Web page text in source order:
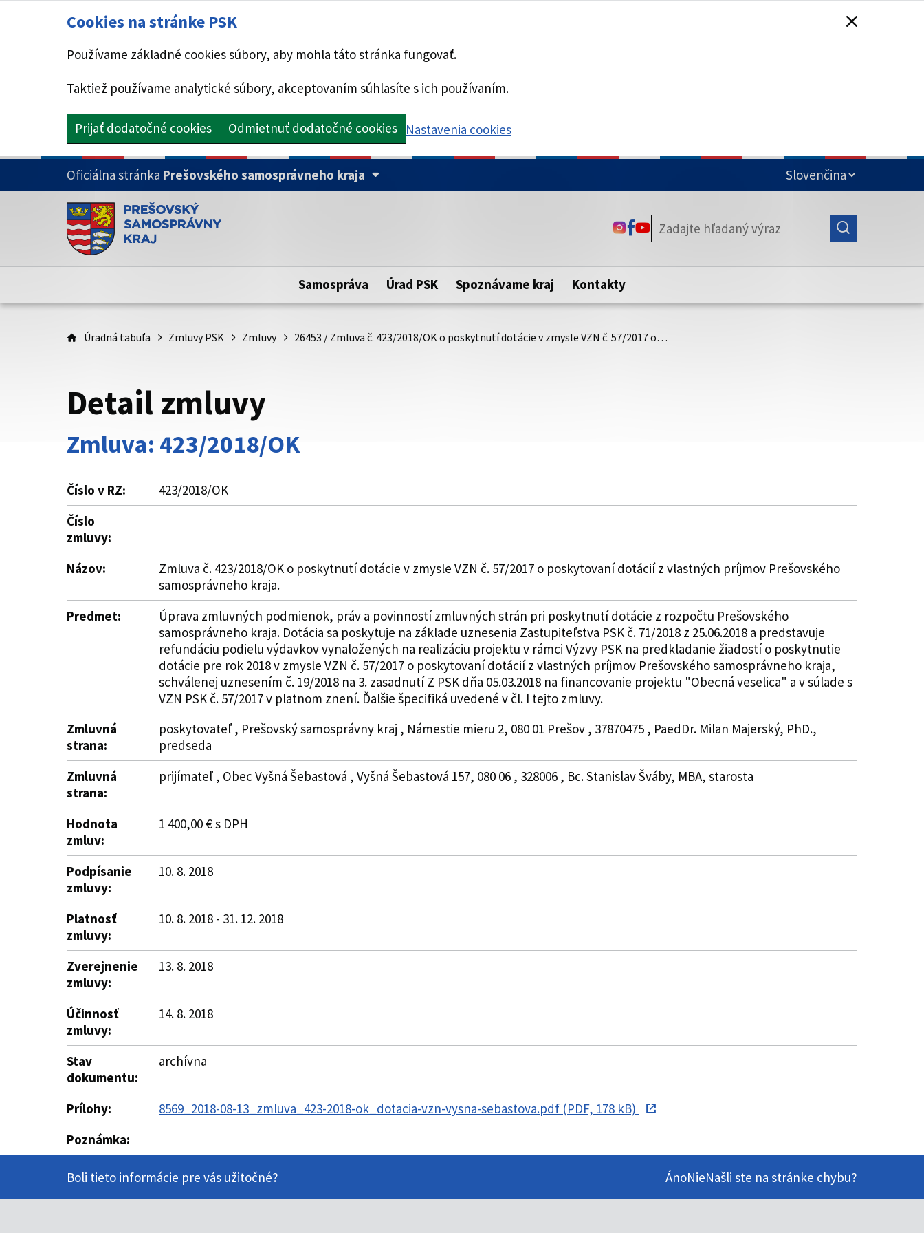
Cookies na stránke PSK
Používame základné cookies súbory, aby mohla táto stránka fungovať.
Taktiež používame analytické súbory, akceptovaním súhlasíte s ich používaním.
Prijať dodatočné cookies Odmietnuť dodatočné cookies Nastavenia cookies
PRESKOČIŤ NA HLAVNÝ OBSAH
Oficiálna stránka Prešovského samosprávneho kraja
Doména psk.sk je oficiálna
Toto je oficiálna webová stránka Prešovského samosprávneho kraja.
Táto stránka je zabezpečená
zabezpečenú webovú stránku. Zabezpečená stránka vždy začína
https:// pred názvom domény webového sídla.
ODKAZ SA OTVORÍ NA NOVEJ KARTE
ODKAZ SA OTVORÍ NA NOVEJ KARTE
ODKAZ SA OTVORÍ NA NOVEJ KARTE
Samospráva Úrad PSK Spoznávame kraj Kontakty
Úradná tabuľa Zmluvy PSK Zmluvy 26453 / Zmluva č. 423/2018/OK o poskytnutí dotácie v zmysle VZN č. 57/2017 o…
Detail zmluvy
Zmluva: 423/2018/OK
Číslo v RZ:
423/2018/OK
Číslo
zmluvy:
Názov:
Zmluva č. 423/2018/OK o poskytnutí dotácie v zmysle VZN č. 57/2017 o poskytovaní dotácií z vlastných príjmov Prešovského
samosprávneho kraja.
Predmet:
Úprava zmluvných podmienok, práv a povinností zmluvných strán pri poskytnutí dotácie z rozpočtu Prešovského
samosprávneho kraja. Dotácia sa poskytuje na základe uznesenia Zastupiteľstva PSK č. 71/2018 z 25.06.2018 a predstavuje
refundáciu podielu výdavkov vynaložených na realizáciu projektu v rámci Výzvy PSK na predkladanie žiadostí o poskytnutie
dotácie pre rok 2018 v zmysle VZN č. 57/2017 o poskytovaní dotácií z vlastných príjmov Prešovského samosprávneho kraja,
schválenej uznesením č. 19/2018 na 3. zasadnutí Z PSK dňa 05.03.2018 na financovanie projektu "Obecná veselica" a v súlade s
VZN PSK č. 57/2017 v platnom znení. Ďalšie špecifiká uvedené v čl. I tejto zmluvy.
Zmluvná
strana:
poskytovateľ , Prešovský samosprávny kraj , Námestie mieru 2, 080 01 Prešov , 37870475 , PaedDr. Milan Majerský, PhD.,
predseda
Zmluvná
strana:
prijímateľ , Obec Vyšná Šebastová , Vyšná Šebastová 157, 080 06 , 328006 , Bc. Stanislav Šváby, MBA, starosta
Hodnota
zmluv:
1 400,00 € s DPH
Podpísanie
zmluvy:
10. 8. 2018
Platnosť
zmluvy:
10. 8. 2018 - 31. 12. 2018
Zverejnenie
zmluvy:
13. 8. 2018
Účinnosť
zmluvy:
14. 8. 2018
Stav
dokumentu:
archívna
Prílohy:
8569_2018-08-13_zmluva_423-2018-ok_dotacia-vzn-vysna-sebastova.pdf (PDF, 178 kB)
Poznámka:
Boli tieto informácie pre vás užitočné? ÁnoNieNašli ste na stránke chybu?